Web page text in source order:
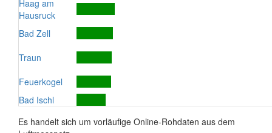
Haag am
Hausruck
Bad Zell
Traun
Feuerkogel
Bad Ischl
Es handelt sich um vorläufige Online-Rohdaten aus dem